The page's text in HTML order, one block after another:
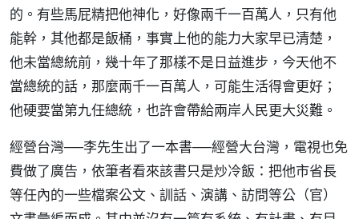
的。有些馬屁精把他神化，好像兩千一百萬人，只有他
能幹，其他都是飯桶，事實上他的能力大家早已清楚，
他未當總統前，幾十年了那樣不是日益進步，今天他不
當總統的話，那麼兩千一百萬人，可能生活得會更好；
他硬要當第九任總統，也許會帶給兩岸人民更大災難。
經營台灣──李先生出了一本書──經營大台灣，電視也免
費做了廣告，依筆者看來該書只是炒冷飯：把他市省長
等任內的一些檔案公文、訓話、演講、訪問等公（官）